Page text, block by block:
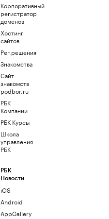
Корпоративный
регистратор
доменов
Хостинг
сайтов
Рег.решения
Знакомства
Сайт
знакомств
podbor.ru
РБК
Компании
РБК Курсы
Школа
управления
РБК
РБК
Новости
iOS
Android
AppGallery